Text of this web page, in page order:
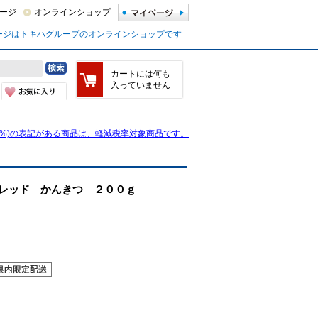
ジ オンラインショップ
ジはトキハグループのオンラインショップです
カートには何も
入っていません
の表記がある商品は、軽減税率対象商品です。
ッド かんきつ ２００ｇ